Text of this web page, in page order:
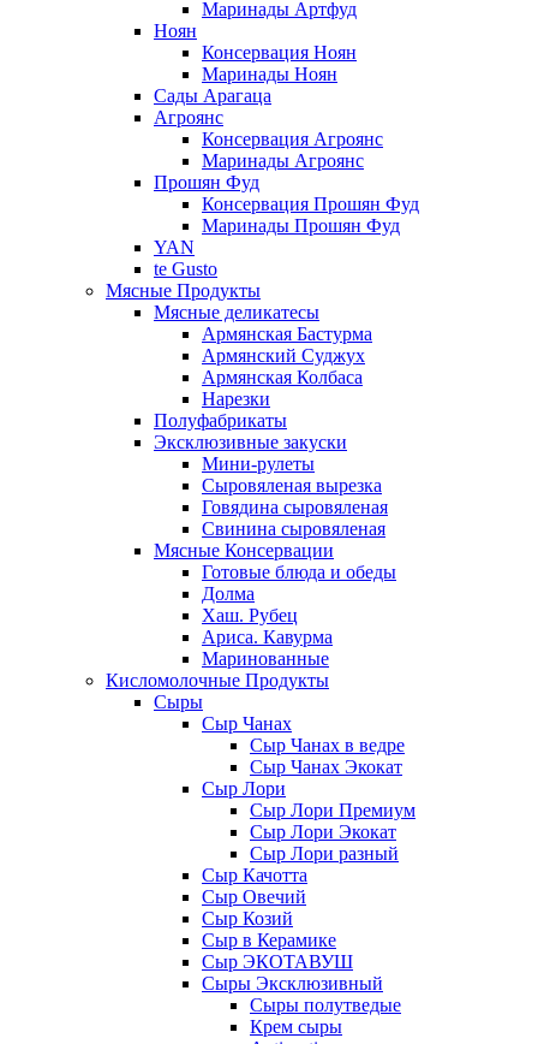
Маринады Артфуд
Ноян
Консервация Ноян
Маринады Ноян
Сады Арагаца
Агроянс
Консервация Агроянс
Маринады Агроянс
Прошян Фуд
Консервация Прошян Фуд
Маринады Прошян Фуд
YAN
te Gusto
Мясные Продукты
Мясные деликатесы
Армянская Бастурма
Армянский Суджух
Армянская Колбаса
Нарезки
Полуфабрикаты
Эксклюзивные закуски
Мини-рулеты
Сыровяленая вырезка
Говядина сыровяленая
Свинина сыровяленая
Мясные Консервации
Готовые блюда и обеды
Долма
Хаш. Рубец
Ариса. Кавурма
Маринованные
Кисломолочные Продукты
Сыры
Сыр Чанах
Сыр Чанах в ведре
Сыр Чанах Экокат
Сыр Лори
Сыр Лори Премиум
Сыр Лори Экокат
Сыр Лори разный
Сыр Качотта
Сыр Овечий
Сыр Козий
Сыр в Керамике
Сыр ЭКОТАВУШ
Сыры Эксклюзивный
Сыры полутведые
Крем сыры